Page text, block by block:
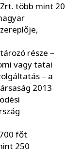
több mint 20
része –
vagy tatai
– a
2013
főt
250